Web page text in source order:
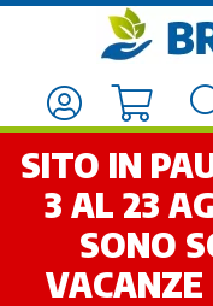
SITO IN
3 AL 23
SONO